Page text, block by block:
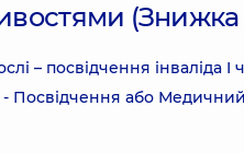
(Знижка
– посвідчення інваліда I
- Посвідчення або